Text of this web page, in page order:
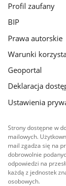
Profil zaufany
BIP
Prawa autorskie
Warunki
Geoportal
Deklaracja
Ustawienia
Strony dostępne w
mailowych.
mail zgadza się na
dobrowolnie
odpowiedzi na
każdą z jednostek
osobowych.